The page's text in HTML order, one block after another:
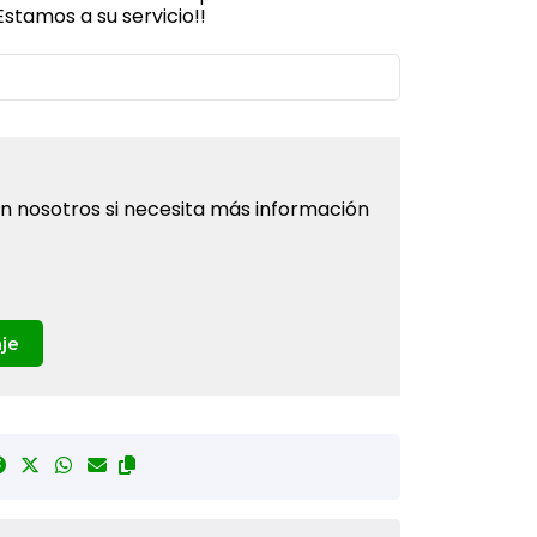
a su servicio!!
nosotros si necesita más información